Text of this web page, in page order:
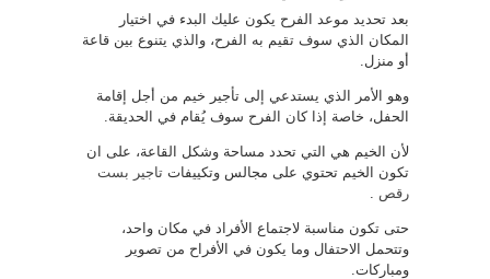
بعد تحديد موعد الفرح يكون عليك البدء في اختيار
المكان الذي سوف تقيم به الفرح، والذي يتنوع بين قاعة
أو منزل.
وهو الأمر الذي يستدعي إلى تأجير خيم من أجل إقامة
الحفل، خاصة إذا كان الفرح سوف يُقام في الحديقة.
لأن الخيم هي التي تحدد مساحة وشكل القاعة، على ان
تكون الخيم تحتوي على مجالس وتكييفات تاجير بست
رقص
حتى تكون مناسبة لاجتماع الأفراد في مكان واحد،
وتتحمل الاحتفال وما يكون في الأفراح من تصوير
ومباركات.